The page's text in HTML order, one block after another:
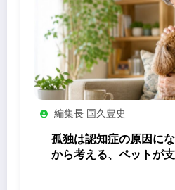
編集長 国久豊史
孤独は認知症の原因に
から考える、ペットが